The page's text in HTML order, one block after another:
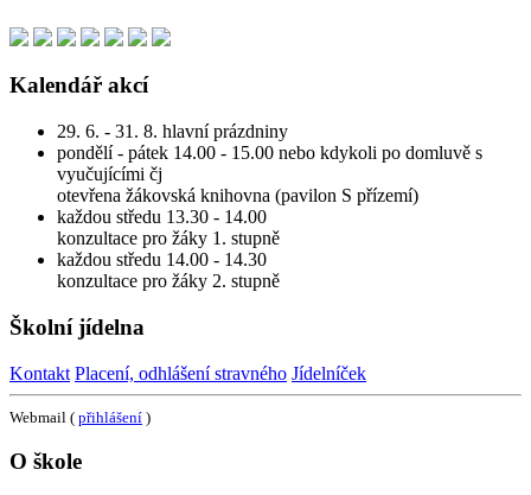
Kalendář akcí
29. 6. - 31. 8. hlavní prázdniny
pondělí - pátek 14.00 - 15.00 nebo kdykoli po domluvě s
vyučujícími čj
otevřena žákovská knihovna (pavilon S přízemí)
každou středu 13.30 - 14.00
konzultace pro žáky 1. stupně
každou středu 14.00 - 14.30
konzultace pro žáky 2. stupně
Školní jídelna
Kontakt Placení, odhlášení stravného Jídelníček
Webmail ( přihlášení )
O škole